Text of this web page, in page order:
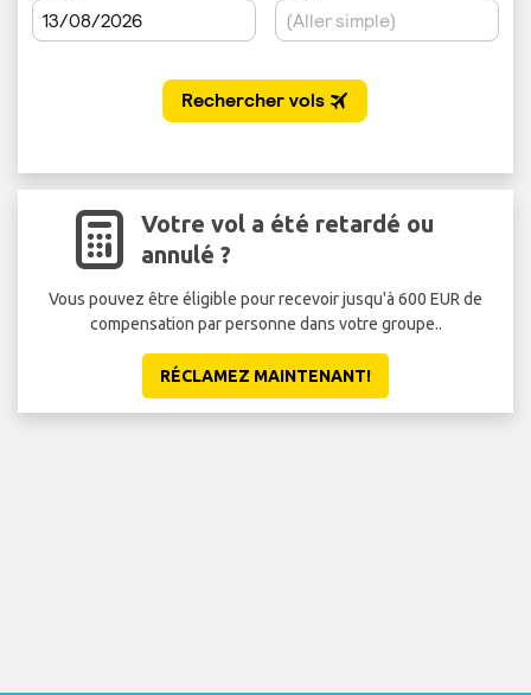
Votre vol a été retardé ou
annulé ?
Vous pouvez être éligible pour recevoir jusqu'à 600 EUR de
compensation par personne dans votre groupe..
RÉCLAMEZ MAINTENANT!